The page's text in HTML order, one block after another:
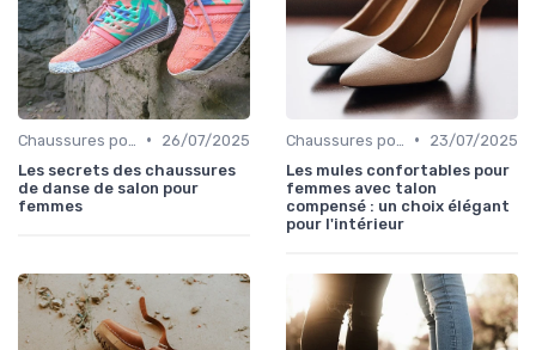
•
26/07/2025
Les secrets des chaussures
de danse de salon pour
femmes
•
23/07/2025
Les mules confortables pour
femmes avec talon
compensé : un choix élégant
pour l'intérieur